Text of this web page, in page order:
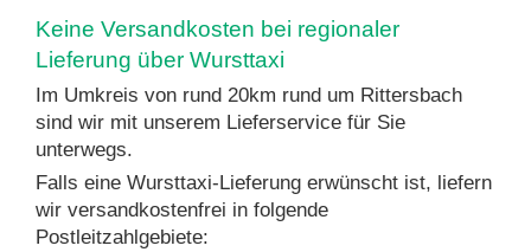
Keine Versandkosten bei regionaler
Lieferung über Wursttaxi
Im Umkreis von rund 20km rund um Rittersbach
sind wir mit unserem Lieferservice für Sie
unterwegs.
Falls eine Wursttaxi-Lieferung erwünscht ist, liefern
wir versandkostenfrei in folgende
Postleitzahlgebiete: